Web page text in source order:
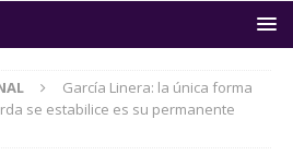
García Linera: la única forma
se estabilice es su permanente